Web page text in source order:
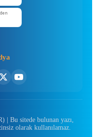
Bu sitede bulunan yazı,
olarak kullanılamaz.